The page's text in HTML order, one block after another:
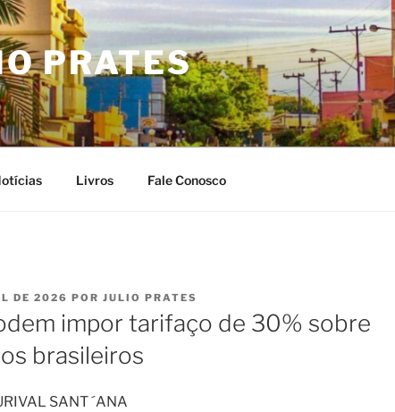
PRATES
Livros Fale Conosco
DE 2026 POR JULIO PRATES
impor tarifaço de 30% sobre
brasileiros
SANT ´ANA